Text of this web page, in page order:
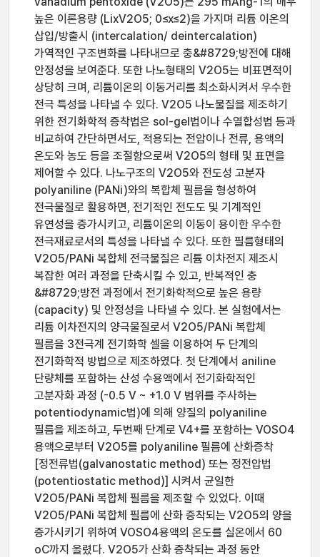
높은 이론용량 (LixV2O5; 0≤x≤2)을 가지며 리튬 이온의
삽입/방출시 (intercalation/ deintercalation)
가역적인 구조변화를 나타내므로 충&#8729;방전에 대해
안정성을 보여준다. 또한 나노형태의 V2O5는 비표면적이
상당히 크며, 리튬이온의 이동거리를 최소화시켜서 우수한
전극 특성을 나타낼 수 있다. V2O5 나노물질을 제조하기
위한 전기화학적 증착법은 sol-gel법이나 수열합성법 등과
비교하여 간단하면서도, 적용되는 전압이나 전류, 용액의
온도와 농도 등을 조절함으로써 V2O5의 형태 및 표면을
제어할 수 있다. 나노구조의 V2O5와 전도성 고분자
polyaniline (PANi)와의 복합체 필름을 형성하여
전극물질로 활용하면, 전기적인 전도도 및 기계적인
유연성을 증가시키고, 리튬이온의 이동이 용이한 우수한
전극재료로서의 특성을 나타낼 수 있다. 또한 필름형태의
V2O5/PANi 복합체 전극물질은 리튬 이차전지 제조시
복잡한 여러 과정을 단축시킬 수 있고, 반복적인 충
&#8729;방전 과정에서 전기화학적으로 높은 용량
(capacity) 및 안정성을 나타낼 수 있다. 본 실험에서는
리튬 이차전지의 양극물질로서 V2O5/PANi 복합체
필름을 3전극계 전기화학 셀을 이용하여 두 단계의
전기화학적 방법으로 제조하였다. 첫 단계에서 aniline
단량체를 포함하는 산성 수용액에서 전기화학적인
고분자화 과정 (-0.5 V ~ +1.0 V 범위를 주사하는
potentiodynamic법)에 의해 양질의 polyaniline
필름을 제조하고, 두번째 단계로 V4+를 포함하는 VOSO4
용액으로부터 V2O5를 polyaniline 필름에 산화증착
[정전류법(galvanostatic method) 또는 정전압법
(potentiostatic method)] 시켜서 균일한
V2O5/PANi 복합체 필름을 제조할 수 있었다. 이때
V2O5/PANi 복합체 필름에 산화 증착되는 V2O5의 양을
증가시키기 위하여 VOSO4용액의 온도를 실온에서 60
oC까지 올렸다. V2O5가 산화 증착되는 과정 동안